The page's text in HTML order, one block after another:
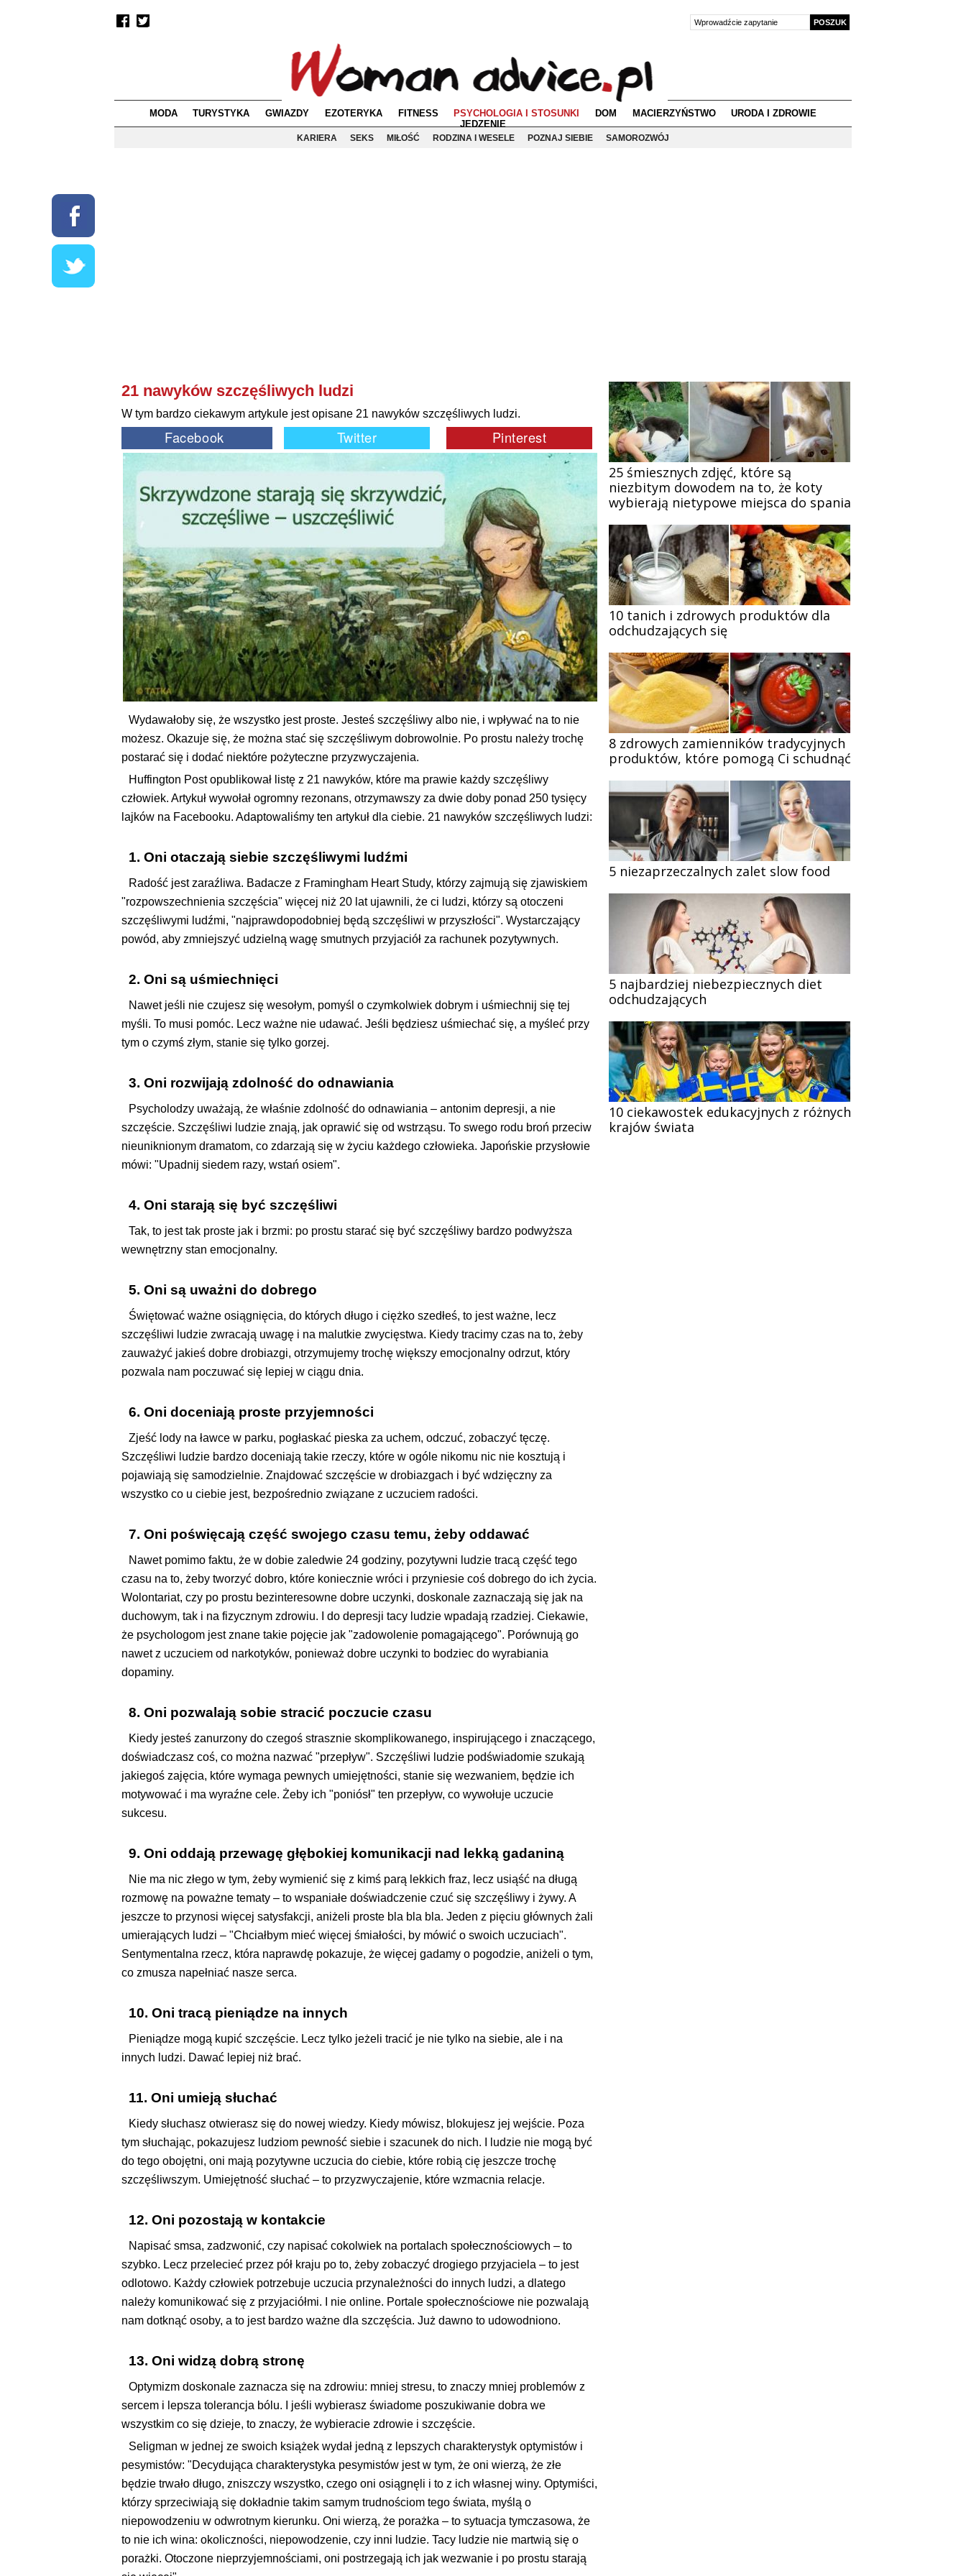
MODA TURYSTYKA GWIAZDY EZOTERYKA FITNESS PSYCHOLOGIA I STOSUNKI DOM MACIERZYŃSTWO
URODA I ZDROWIE
JEDZENIE
KARIERA
SEKS MIŁOŚĆ RODZINA I WESELE POZNAJ SIEBIE SAMOROZWÓJ
21 nawyków szczęśliwych ludzi
W tym bardzo ciekawym artykule jest opisane 21 nawyków szczęśliwych ludzi.
Wydawałoby się, że wszystko jest proste. Jesteś szczęśliwy albo nie, i wpływać na to nie
możesz. Okazuje się, że można stać się szczęśliwym dobrowolnie. Po prostu należy trochę
postarać się i dodać niektóre pożyteczne przyzwyczajenia.
Huffington Post opublikował listę z 21 nawyków, które ma prawie każdy szczęśliwy
człowiek. Artykuł wywołał ogromny rezonans, otrzymawszy za dwie doby ponad 250 tysięcy
lajków na Facebooku. Adaptowaliśmy ten artykuł dla ciebie. 21 nawyków szczęśliwych ludzi:
1. Oni otaczają siebie szczęśliwymi ludźmi
Radość jest zaraźliwa. Badacze z Framingham Heart Study, którzy zajmują się zjawiskiem
"rozpowszechnienia szczęścia" więcej niż 20 lat ujawnili, że ci ludzi, którzy są otoczeni
szczęśliwymi ludźmi, "najprawdopodobniej będą szczęśliwi w przyszłości". Wystarczający
powód, aby zmniejszyć udzielną wagę smutnych przyjaciół za rachunek pozytywnych.
2. Oni są uśmiechnięci
Nawet jeśli nie czujesz się wesołym, pomyśl o czymkolwiek dobrym i uśmiechnij się tej
myśli. To musi pomóc. Lecz ważne nie udawać. Jeśli będziesz uśmiechać się, a myśleć przy
tym o czymś złym, stanie się tylko gorzej.
3. Oni rozwijają zdolność do odnawiania
Psycholodzy uważają, że właśnie zdolność do odnawiania – antonim depresji, a nie
szczęście. Szczęśliwi ludzie znają, jak oprawić się od wstrząsu. To swego rodu broń przeciw
nieuniknionym dramatom, co zdarzają się w życiu każdego człowieka. Japońskie przysłowie
mówi: "Upadnij siedem razy, wstań osiem".
4. Oni starają się być szczęśliwi
Tak, to jest tak proste jak i brzmi: po prostu starać się być szczęśliwy bardzo podwyższa
wewnętrzny stan emocjonalny.
5. Oni są uważni do dobrego
Świętować ważne osiągnięcia, do których długo i ciężko szedłeś, to jest ważne, lecz
szczęśliwi ludzie zwracają uwagę i na malutkie zwycięstwa. Kiedy tracimy czas na to, żeby
zauważyć jakieś dobre drobiazgi, otrzymujemy trochę większy emocjonalny odrzut, który
pozwala nam poczuwać się lepiej w ciągu dnia.
6. Oni doceniają proste przyjemności
Zjeść lody na ławce w parku, pogłaskać pieska za uchem, odczuć, zobaczyć tęczę.
Szczęśliwi ludzie bardzo doceniają takie rzeczy, które w ogóle nikomu nic nie kosztują i
pojawiają się samodzielnie. Znajdować szczęście w drobiazgach i być wdzięczny za
wszystko co u ciebie jest, bezpośrednio związane z uczuciem radości.
7. Oni poświęcają część swojego czasu temu, żeby oddawać
Nawet pomimo faktu, że w dobie zaledwie 24 godziny, pozytywni ludzie tracą część tego
czasu na to, żeby tworzyć dobro, które koniecznie wróci i przyniesie coś dobrego do ich życia.
Wolontariat, czy po prostu bezinteresowne dobre uczynki, doskonale zaznaczają się jak na
duchowym, tak i na fizycznym zdrowiu. I do depresji tacy ludzie wpadają rzadziej. Ciekawie,
że psychologom jest znane takie pojęcie jak "zadowolenie pomagającego". Porównują go
nawet z uczuciem od narkotyków, ponieważ dobre uczynki to bodziec do wyrabiania
dopaminy.
8. Oni pozwalają sobie stracić poczucie czasu
Kiedy jesteś zanurzony do czegoś strasznie skomplikowanego, inspirującego i znaczącego,
doświadczasz coś, co można nazwać "przepływ". Szczęśliwi ludzie podświadomie szukają
jakiegoś zajęcia, które wymaga pewnych umiejętności, stanie się wezwaniem, będzie ich
motywować i ma wyraźne cele. Żeby ich "poniósł" ten przepływ, co wywołuje uczucie
sukcesu.
9. Oni oddają przewagę głębokiej komunikacji nad lekką gadaniną
Nie ma nic złego w tym, żeby wymienić się z kimś parą lekkich fraz, lecz usiąść na długą
rozmowę na poważne tematy – to wspaniałe doświadczenie czuć się szczęśliwy i żywy. A
jeszcze to przynosi więcej satysfakcji, aniżeli proste bla bla bla. Jeden z pięciu głównych żali
umierających ludzi – "Chciałbym mieć więcej śmiałości, by mówić o swoich uczuciach".
Sentymentalna rzecz, która naprawdę pokazuje, że więcej gadamy o pogodzie, aniżeli o tym,
co zmusza napełniać nasze serca.
10. Oni tracą pieniądze na innych
Pieniądze mogą kupić szczęście. Lecz tylko jeżeli tracić je nie tylko na siebie, ale i na
innych ludzi. Dawać lepiej niż brać.
11. Oni umieją słuchać
Kiedy słuchasz otwierasz się do nowej wiedzy. Kiedy mówisz, blokujesz jej wejście. Poza
tym słuchając, pokazujesz ludziom pewność siebie i szacunek do nich. I ludzie nie mogą być
do tego obojętni, oni mają pozytywne uczucia do ciebie, które robią cię jeszcze trochę
szczęśliwszym. Umiejętność słuchać – to przyzwyczajenie, które wzmacnia relacje.
12. Oni pozostają w kontakcie
Napisać smsa, zadzwonić, czy napisać cokolwiek na portalach społecznościowych – to
szybko. Lecz przelecieć przez pół kraju po to, żeby zobaczyć drogiego przyjaciela – to jest
odlotowo. Każdy człowiek potrzebuje uczucia przynależności do innych ludzi, a dlatego
należy komunikować się z przyjaciółmi. I nie online. Portale społecznościowe nie pozwalają
nam dotknąć osoby, a to jest bardzo ważne dla szczęścia. Już dawno to udowodniono.
13. Oni widzą dobrą stronę
Optymizm doskonale zaznacza się na zdrowiu: mniej stresu, to znaczy mniej problemów z
sercem i lepsza tolerancja bólu. I jeśli wybierasz świadome poszukiwanie dobra we
wszystkim co się dzieje, to znaczy, że wybieracie zdrowie i szczęście.
Seligman w jednej ze swoich książek wydał jedną z lepszych charakterystyk optymistów i
pesymistów: "Decydująca charakterystyka pesymistów jest w tym, że oni wierzą, że złe
będzie trwało długo, zniszczy wszystko, czego oni osiągnęli i to z ich własnej winy. Optymiści,
którzy sprzeciwiają się dokładnie takim samym trudnościom tego świata, myślą o
niepowodzeniu w odwrotnym kierunku. Oni wierzą, że porażka – to sytuacja tymczasowa, że
to nie ich wina: okoliczności, niepowodzenie, czy inni ludzie. Tacy ludzie nie martwią się o
porażki. Otoczone nieprzyjemnościami, oni postrzegają ich jak wezwanie i po prostu starają
25 śmiesznych zdjęć, które są
niezbitym dowodem na to, że koty
wybierają nietypowe miejsca do spania
10 tanich i zdrowych produktów dla
odchudzających się
8 zdrowych zamienników tradycyjnych
produktów, które pomogą Ci schudnąć
5 niezaprzeczalnych zalet slow food
5 najbardziej niebezpiecznych diet
odchudzających
10 ciekawostek edukacyjnych z różnych
krajów świata